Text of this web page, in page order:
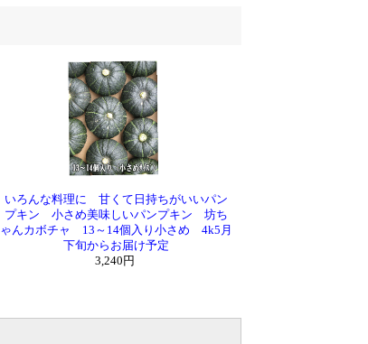
いろんな料理に 甘くて日持ちがいいパン
プキン 小さめ美味しいパンプキン 坊ち
ゃんカボチャ 13～14個入り小さめ 4k5月
下旬からお届け予定
3,240円